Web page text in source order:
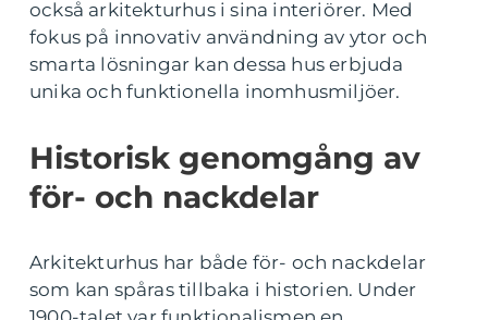
också arkitekturhus i sina interiörer. Med
fokus på innovativ användning av ytor och
smarta lösningar kan dessa hus erbjuda
unika och funktionella inomhusmiljöer.
Historisk genomgång av
för- och nackdelar
Arkitekturhus har både för- och nackdelar
som kan spåras tillbaka i historien. Under